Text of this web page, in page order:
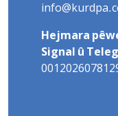
Hejmara
Signal û